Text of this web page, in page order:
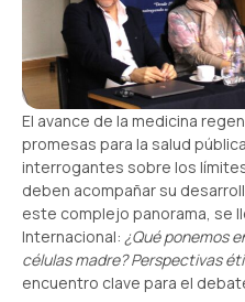
El avance de la medicina
promesas para la salud
interrogantes sobre los
deben acompañar su
este complejo panorama, se
Internacional: ¿Qué ponemos
células madre? Perspectivas
encuentro clave para el